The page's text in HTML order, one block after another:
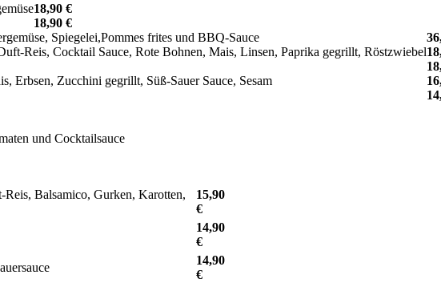
18,90 €
18,90 €
Spiegelei,Pommes frites und BBQ-Sauce
Reis, Cocktail Sauce, Rote Bohnen, Mais, Linsen, Paprika gegrillt, Röstzwiebel
Erbsen, Zucchini gegrillt, Süß-Sauer Sauce, Sesam
und Cocktailsauce
Reis, Balsamico, Gurken, Karotten,
15,90
€
14,90
€
14,90
€